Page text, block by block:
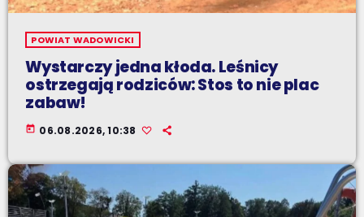
POWIAT WADOWICKI
Wystarczy jedna kłoda. Leśnicy
ostrzegają rodziców: Stos to nie plac
zabaw!
today 06.08.2026, 10:38